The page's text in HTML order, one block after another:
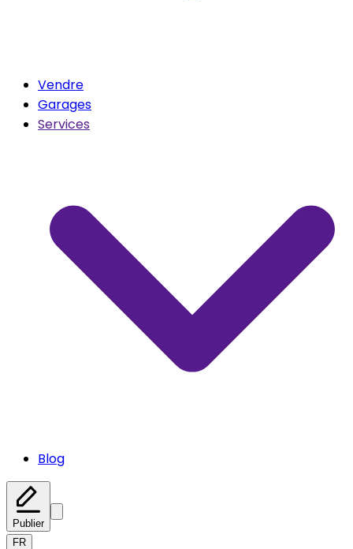
Vendre
Garages
Services
Blog
Publier
FR